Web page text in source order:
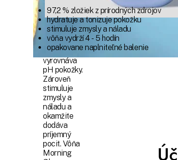
hydratačné
tonikum na
tvár a telo.
Dodáva
okamžitú
sviežosť a
vyrovnáva
pH pokožky.
Zároveň
stimuluje
zmysly a
náladu a
okamžite
dodáva
príjemný
pocit. Vôňa
Morning
97,2 % zložiek z prírodných zdrojov
hydratuje a tonizuje pokožku
stimuluje zmysly a náladu
vôňa vydrží 4 - 5 hodín
opakovane naplniteľné balenie